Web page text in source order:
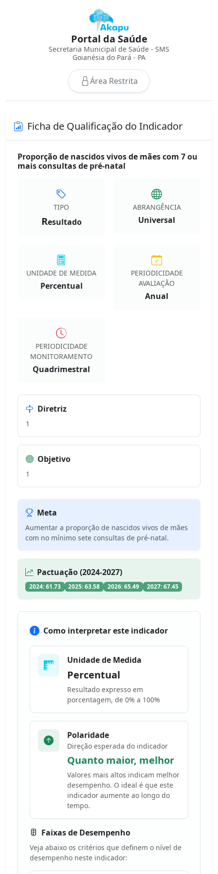
Portal da Saúde
Secretaria Municipal de Saúde - SMS
Goianésia do Pará - PA
Área Restrita
Ficha de Qualificação do Indicador
Proporção de nascidos vivos de mães com 7 ou
mais consultas de pré-natal
TIPO
Resultado
ABRANGÊNCIA
Universal
UNIDADE DE MEDIDA
Percentual
PERIODICIDADE
AVALIAÇÃO
Anual
PERIODICIDADE
MONITORAMENTO
Quadrimestral
Diretriz
1
Objetivo
1
Meta
Aumentar a proporção de nascidos vivos de mães
com no mínimo sete consultas de pré-natal.
Pactuação (2024-2027)
2024: 61.73 2025: 63.58 2026: 65.49 2027: 67.45
Como interpretar este indicador
Unidade de Medida
Percentual
Resultado expresso em
porcentagem, de 0% a 100%
Polaridade
Direção esperada do indicador
Quanto maior, melhor
Valores mais altos indicam melhor
desempenho. O ideal é que este
indicador aumente ao longo do
tempo.
Faixas de Desempenho
Veja abaixo os critérios que definem o nível de
desempenho neste indicador: